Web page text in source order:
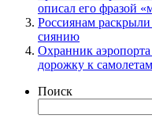
описал его фразой
Россиянам
сиянию
Охранник
дорожку к
Поиск